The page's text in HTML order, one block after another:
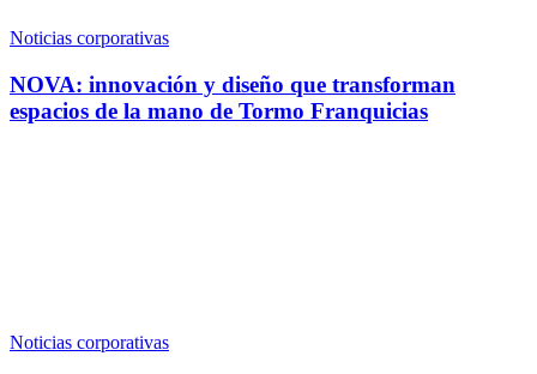
Noticias corporativas
NOVA: innovación y diseño que transforman
espacios de la mano de Tormo Franquicias
Noticias corporativas